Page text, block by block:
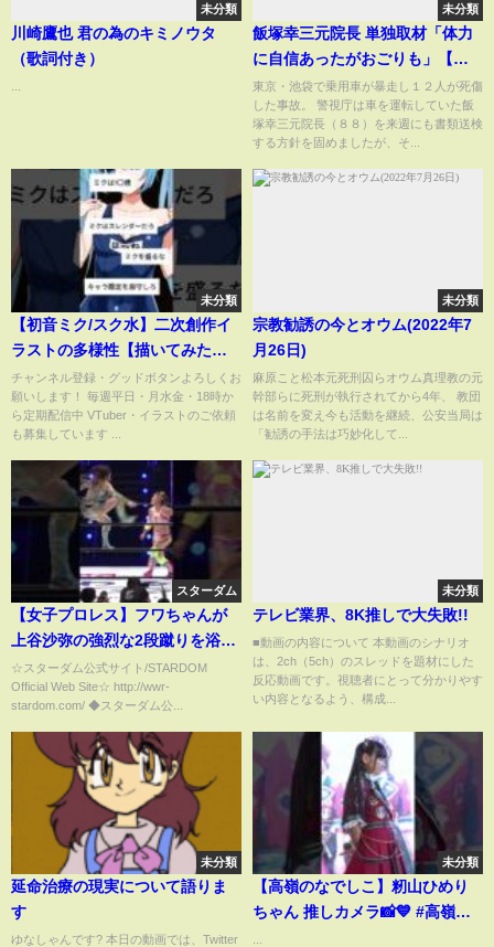
未分類
川崎鷹也 君の為のキミノウタ
（歌詞付き）
未分類
飯塚幸三元院長 単独取材「体力
に自信あったがおごりも」【池
袋暴走】
東京・池袋で乗用車が暴走し１２人が死傷
した事故。 警視庁は車を運転していた飯
塚幸三元院長（８８）を来週にも書類送検
する方針を固めましたが、そ...
未分類
【初音ミク/スク水】二次創作イ
ラストの多様性【描いてみた】#
初音ミク #イラスト #ボカロ #山
田perfect #vocaloid #shorts
チャンネル登録・グッドボタンよろしくお
願いします！ 毎週平日・月水金・18時か
ら定期配信中 VTuber・イラストのご依頼
も募集しています ...
未分類
宗教勧誘の今とオウム(2022年7
月26日)
麻原こと松本元死刑囚らオウム真理教の元
幹部らに死刑が執行されてから4年、 教団
は名前を変え今も活動を継続、公安当局は
「勧誘の手法は巧妙化して...
スターダム
【女子プロレス】フワちゃんが
上谷沙弥の強烈な2段蹴りを浴び
る！【スターダム】
☆スターダム公式サイト/STARDOM
Official Web Site☆ http://wwr-
stardom.com/ ◆スターダム公...
未分類
テレビ業界、8K推しで大失敗!!
■動画の内容について 本動画のシナリオ
は、2ch（5ch）のスレッドを題材にした
反応動画です。視聴者にとって分かりやす
い内容となるよう、構成...
未分類
延命治療の現実について語りま
す
ゆなしゃんです? 本日の動画では、Twitter
未分類
【高嶺のなでしこ】籾山ひめり
ちゃん 推しカメラ📸💙 #高嶺の